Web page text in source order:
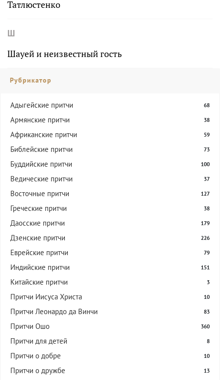
Татлюстенко
Ш
Шауей и неизвестный гость
Рубрикатор
Адыгейские притчи 68
Армянские притчи 38
Африканские притчи 59
Библейские притчи 73
Буддийские притчи 100
Ведические притчи 37
Восточные притчи 127
Греческие притчи 38
Даосские притчи 179
Дзенские притчи 226
Еврейские притчи 79
Индийские притчи 151
Китайские притчи 3
Притчи Иисуса Христа 10
Притчи Леонардо да Винчи 83
Притчи Ошо 360
Притчи для детей 8
Притчи о добре 10
Притчи о дружбе 13